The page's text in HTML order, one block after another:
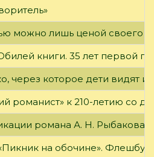
можно лишь ценой своего
книги. 35 лет первой
через которое дети видят
романист» к 210-летию со
романа А. Н. Рыбакова
на обочине».